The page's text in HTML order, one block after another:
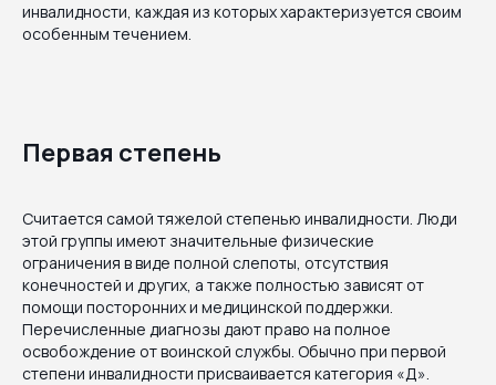
инвалидности, каждая из которых характеризуется своим
особенным течением.
Первая степень
Считается самой тяжелой степенью инвалидности. Люди
этой группы имеют значительные физические
ограничения в виде полной слепоты, отсутствия
конечностей и других, а также полностью зависят от
помощи посторонних и медицинской поддержки.
Перечисленные диагнозы дают право на полное
освобождение от воинской службы. Обычно при первой
степени инвалидности присваивается категория «Д».